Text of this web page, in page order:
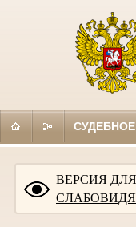
ВЕРСИЯ ДЛЯ